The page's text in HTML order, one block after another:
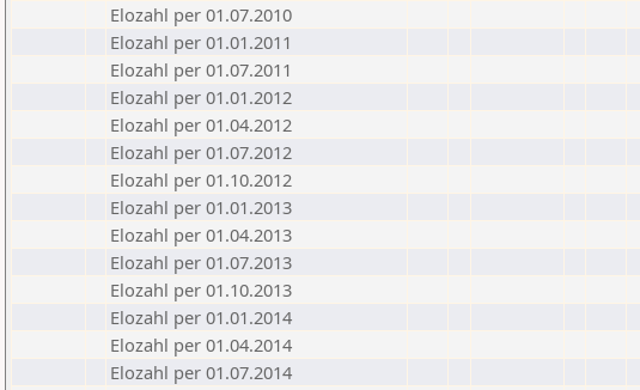
Elozahl per 01.07.2010
Elozahl per 01.01.2011
Elozahl per 01.07.2011
Elozahl per 01.01.2012
Elozahl per 01.04.2012
Elozahl per 01.07.2012
Elozahl per 01.10.2012
Elozahl per 01.01.2013
Elozahl per 01.04.2013
Elozahl per 01.07.2013
Elozahl per 01.10.2013
Elozahl per 01.01.2014
Elozahl per 01.04.2014
Elozahl per 01.07.2014